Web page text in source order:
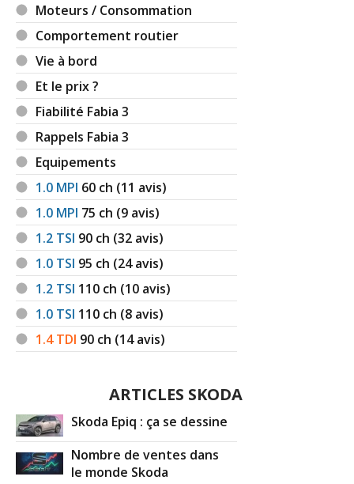
Moteurs / Consommation
Comportement routier
Vie à bord
Et le prix ?
Fiabilité Fabia 3
Rappels Fabia 3
Equipements
1.0 MPI 60 ch (11 avis)
1.0 MPI 75 ch (9 avis)
1.2 TSI 90 ch (32 avis)
1.0 TSI 95 ch (24 avis)
1.2 TSI 110 ch (10 avis)
1.0 TSI 110 ch (8 avis)
1.4 TDI 90 ch (14 avis)
ARTICLES SKODA
Skoda Epiq : ça se dessine
Nombre de ventes dans
le monde Skoda